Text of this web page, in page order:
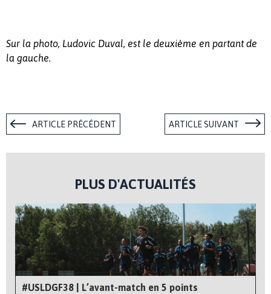
Sur la photo, Ludovic Duval, est le deuxième en partant de
la gauche.
ARTICLE PRÉCÉDENT ARTICLE SUIVANT
PLUS D'ACTUALITÉS
#USLDGF38 | L’avant-match en 5 points